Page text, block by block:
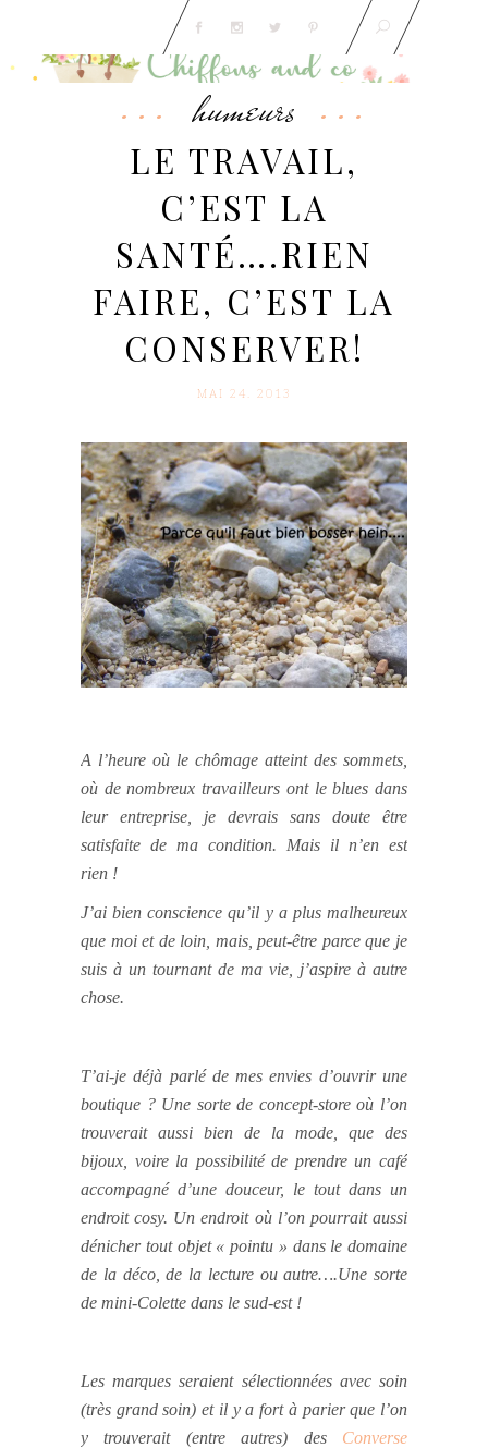
humeurs
LE TRAVAIL,
C’EST LA
SANTÉ….RIEN
FAIRE, C’EST LA
CONSERVER!
MAI 24. 2013
A l’heure où le chômage atteint des sommets,
où de nombreux travailleurs ont le blues dans
leur entreprise, je devrais sans doute être
satisfaite de ma condition. Mais il n’en est
rien !
J’ai bien conscience qu’il y a plus malheureux
que moi et de loin, mais, peut-être parce que je
suis à un tournant de ma vie, j’aspire à autre
chose.
T’ai-je déjà parlé de mes envies d’ouvrir une
boutique ? Une sorte de concept-store où l’on
trouverait aussi bien de la mode, que des
bijoux, voire la possibilité de prendre un café
accompagné d’une douceur, le tout dans un
endroit cosy. Un endroit où l’on pourrait aussi
dénicher tout objet « pointu » dans le domaine
de la déco, de la lecture ou autre….Une sorte
de mini-Colette dans le sud-est !
Les marques seraient sélectionnées avec soin
(très grand soin) et il y a fort à parier que l’on
y trouverait (entre autres) des Converse